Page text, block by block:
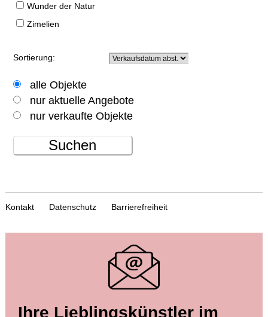
Wunder der Natur
Zimelien
Sortierung:
alle Objekte
nur aktuelle Angebote
nur verkaufte Objekte
Suchen
Kontakt Datenschutz Barrierefreiheit
Ihre Lieblingskünstler im